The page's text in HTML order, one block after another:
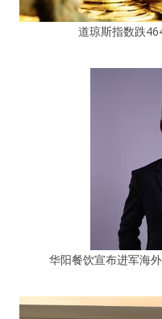
道琼斯指数跌
华阳餐饮宣布进军海